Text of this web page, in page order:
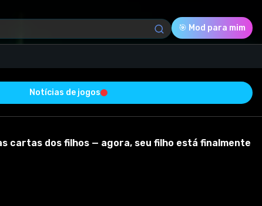
🎯 Mod para mim
Avaliação
0.0
Download (48.88 Mb)
Notícias de jogos
cartas dos filhos — agora, seu filho está finalmente